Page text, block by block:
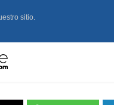
sitio.